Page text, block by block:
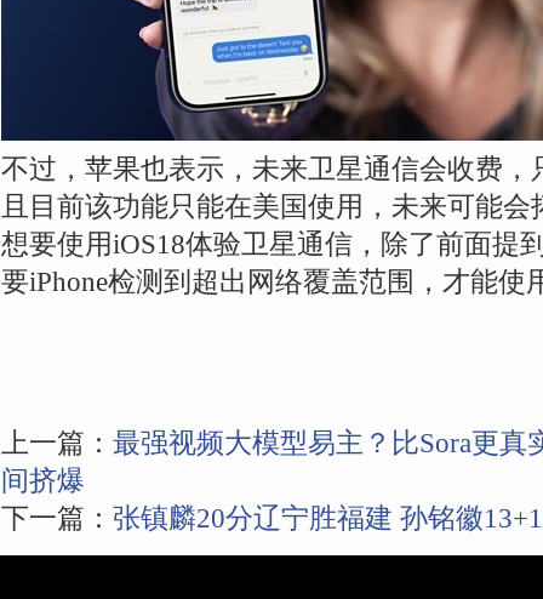
不过，苹果也表示，未来卫星通信会收费
且目前该功能只能在美国使用，未来可能
想要使用iOS18体验卫星通信，除了前面提
要iPhone检测到超出网络覆盖范围，才能使
上一篇： 最强视频大模型易主？比Sora更真
间挤爆
下一篇： 张镇麟20分辽宁胜福建 孙铭徽